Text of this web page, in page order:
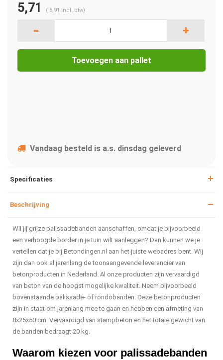
5,71 ( 6,91 Incl. btw)
- +
Toevoegen aan pallet
Vandaag besteld is a.s. dinsdag geleverd
Specificaties
Beschrijving
Wil jij grijze palissadebanden aanschaffen, omdat je bijvoorbeeld
een verhoogde border in je tuin wilt aanleggen? Dan kunnen we je
vertellen dat je bij Betondingen.nl aan het juiste webadres bent. Wij
zijn dan ook al jarenlang de toonaangevende leverancier van
betonproducten in Nederland. Al onze producten zijn vervaardigd
van beton van de hoogst mogelijke kwaliteit. Neem bijvoorbeeld
bovenstaande palissade- of rondobanden. Deze betonproducten
zijn in staat om jarenlang mee te gaan en hebben een afmeting van
8x25x50 cm. Vervaardigd van stampbeton en het totale gewicht van
de banden bedraagt 20 kg.
Waarom kiezen voor palissadebanden